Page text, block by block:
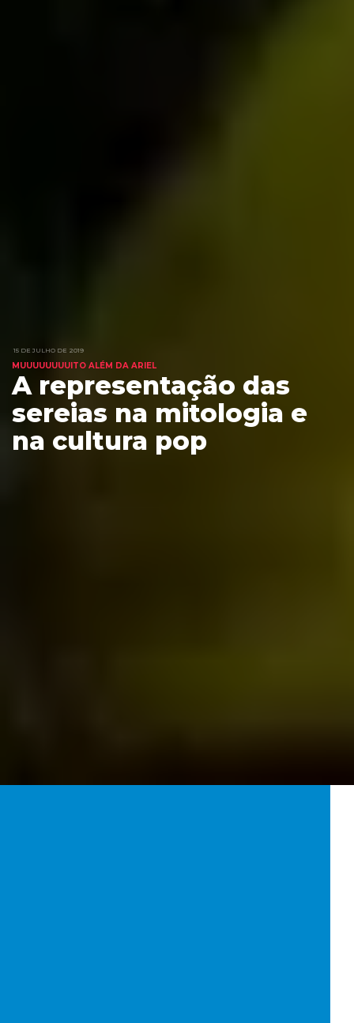
15 DE JULHO DE 2019
MUUUUUUUUITO ALÉM DA ARIEL
A representação das
sereias na mitologia e
na cultura pop